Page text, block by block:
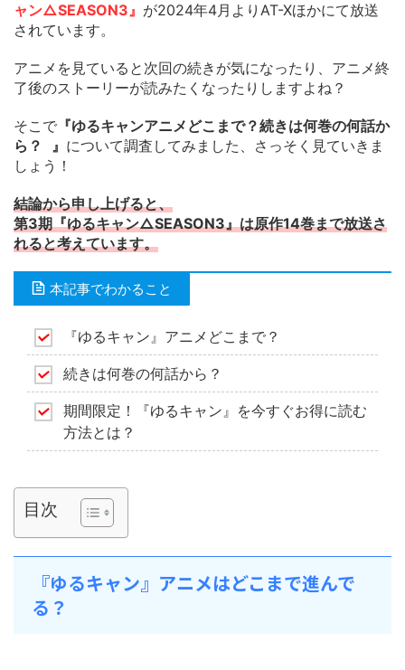
ャン△SEASON3』 が2024年4月よりAT-Xほかにて放送
されています。
アニメを見ていると次回の続きが気になったり、アニメ終
了後のストーリーが読みたくなったりしますよね？
そこで 『ゆるキャンアニメどこまで？続きは何巻の何話か
ら？ 』 について調査してみました、さっそく見ていきま
しょう！
結論から申し上げると、
第3期『ゆるキャン△SEASON3』は原作14巻まで放送さ
れると考えています。
本記事でわかること
『ゆるキャン』アニメどこまで？
続きは何巻の何話から？
期間限定！『ゆるキャン』を今すぐお得に読む
方法とは？
目次
『ゆるキャン』アニメはどこまで進んで
る？